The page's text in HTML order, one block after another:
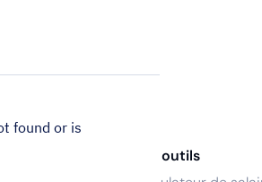
Nos outils